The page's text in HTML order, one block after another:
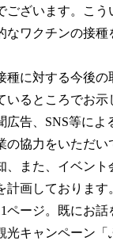
ございます。こう
なワクチンの接種
に対する今後の
いるところでお示
広告、SNS等によ
の協力をいただい
、また、イベン
画しております
ージ。既にお話
光キャンペーン「